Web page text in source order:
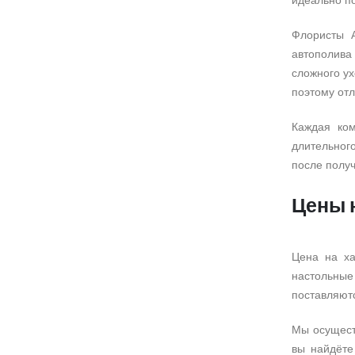
Флористы
сложного
поэтому
Каждая
после
Цены
Цена на
Мы
вы